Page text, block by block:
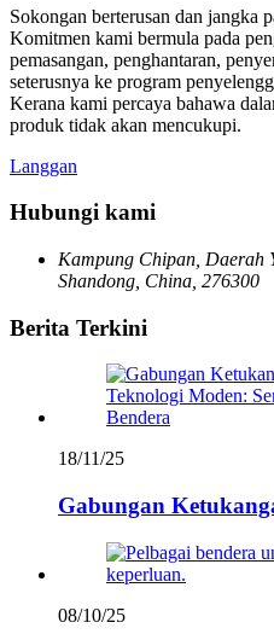
Sokongan berterusan dan jangka
Komitmen kami bermula pada
pemasangan, penghantaran,
seterusnya ke program
Kerana kami percaya bahawa
produk tidak akan mencukupi.
Langgan
Hubungi kami
Kampung Chipan, Daerah
Shandong, China, 276300
Berita Terkini
18/11/25
Gabungan
08/10/25